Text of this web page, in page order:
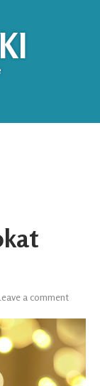
a comment